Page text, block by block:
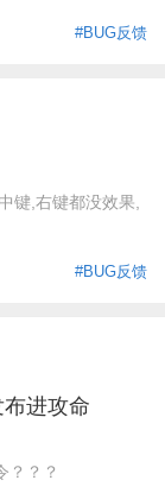
#BUG反馈
键,右键都没效果,
#BUG反馈
进攻命
？？？